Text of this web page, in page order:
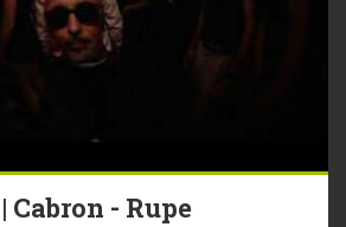
Cabron - Rupe